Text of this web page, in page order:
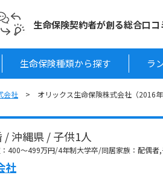
生命保険契約者が創る総合口コ
生命保険種類から探す ラ
会社 オリックス生命保険株式会社（2016
/ 沖縄県 / 子供1人
400～499万円/4年制大学卒/同居家族：配偶者,
社